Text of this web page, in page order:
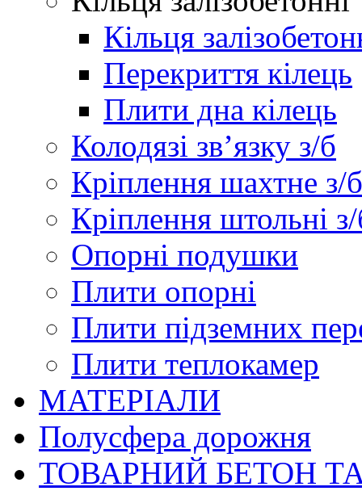
Кільця
Перекриття кілець
Плити дна кілець
Колодязі зв’язку з/б
Кріплення шахтне з/б
Кріплення штольні
Опорні подушки
Плити опорні
Плити підземних
Плити теплокамер
МАТЕРІАЛИ
Полусфера дорожня
ТОВАРНИЙ БЕТОН